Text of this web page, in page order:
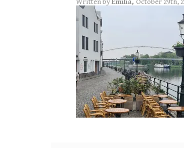
Written byEmilia, October 29th,